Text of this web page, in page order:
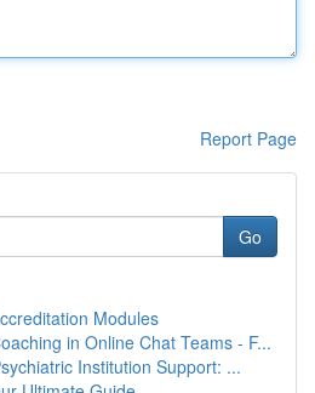
Report Page
Go
Modules
in Online Chat Teams - F...
Institution Support: ...